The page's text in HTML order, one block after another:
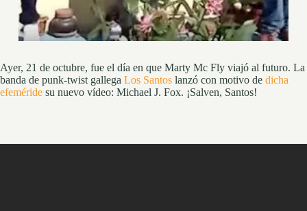
Ayer, 21 de octubre, fue el día en que Marty Mc Fly viajó al futuro. La
banda de punk-twist gallega Los Santos lanzó con motivo de dicha
efeméride su nuevo vídeo: Michael J. Fox. ¡Salven, Santos!